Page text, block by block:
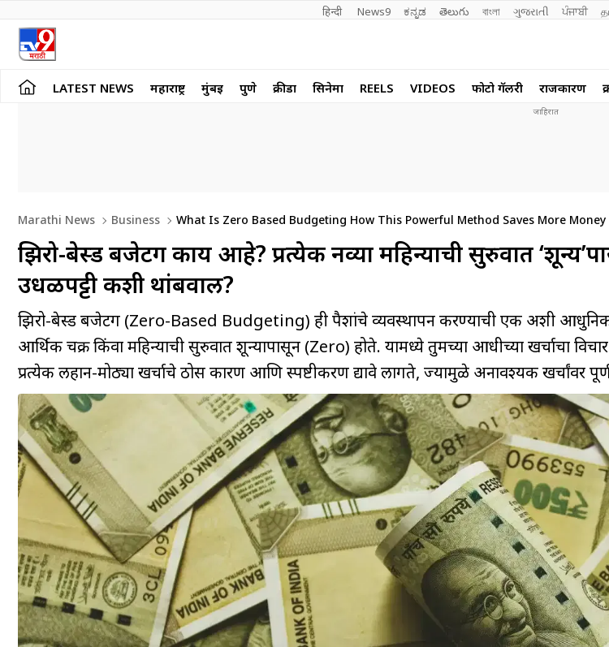
हिन्दी News9 ಕನ್ನಡ తెలుగు বাংলা ગુજરાતી ਪੰਜਾਬੀ
LATEST NEWS महाराष्ट्र मुंबई पुणे क्रीडा सिनेमा REELS VIDEOS फोटो गॅलरी राजकारण
Marathi News Business What Is Zero Based Budgeting How This Powerful Method Saves More
झिरो-बेस्ड बजेटिंग काय आहे? प्रत्येक नव्या महिन्याची सुरुवात
उधळपट्टी कशी थांबवाल?
झिरो-बेस्ड बजेटिंग (Zero-Based Budgeting) ही पैशांचे व्यवस्थापन करण्याची एक अशी
आर्थिक चक्र किंवा महिन्याची सुरुवात शून्यापासून (Zero) होते. यामध्ये तुमच्या आधीच्या खर्चाचा
प्रत्येक लहान-मोठ्या खर्चाचे ठोस कारण आणि स्पष्टीकरण द्यावे लागते, ज्यामुळे अनावश्यक खर्चांवर